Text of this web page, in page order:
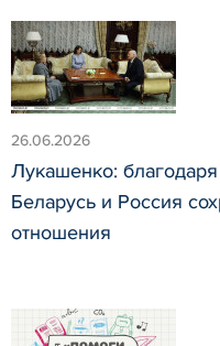
26.06.2026
Лукашенко:
Беларусь и Россия
отношения